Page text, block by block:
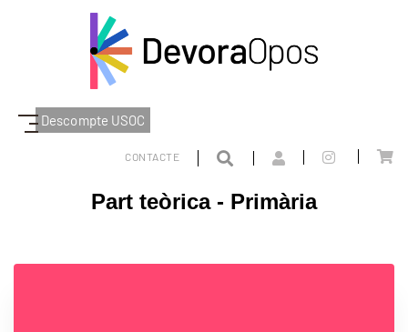
Descompte USOC
CONTACTE
CATALUNYA PRIMÀRIA
Part teòrica - Primària